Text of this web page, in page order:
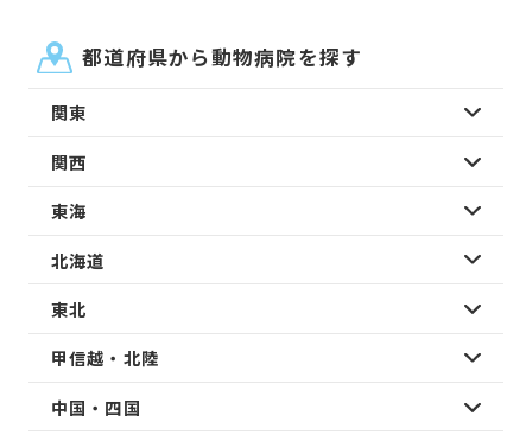
都道府県から動物病院を探す
関東
関西
東海
北海道
東北
甲信越・北陸
中国・四国